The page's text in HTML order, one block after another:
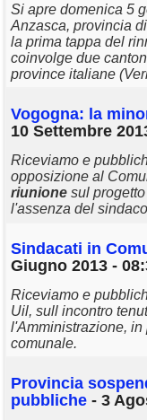
Si apre domenica 5
Anzasca, provincia
la prima tappa del
coinvolge due
province italiane
Vogogna: la
10 Settembre
Riceviamo e
opposizione al
riunione sul
l'assenza del
Sindacati in
Giugno 2013 -
Riceviamo e
Uil, sull incontro
l'Amministrazione,
comunale.
Provincia
pubbliche - 3